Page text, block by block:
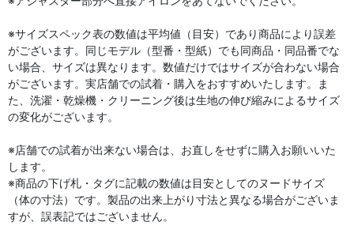
※サイズスペック表の数値は平均値（目安）であり商品により誤差
がございます。同じモデル（型番・型紙）でも同商品・同品番でな
い場合、サイズは異なります。数値だけではサイズが合わない場合
がございます。実店舗での試着・購入をおすすめいたします。ま
た、洗濯・乾燥機・クリーニング後は生地の伸び縮みによるサイズ
の変化がございます。
※店舗での試着が出来ない場合は、お直しをせずに購入お願いいた
します。
※商品の下げ札・タグに記載の数値は目安としてのヌードサイズ
（体の寸法）です。製品の出来上がり寸法と異なる場合がございま
すが、誤表記ではございません。